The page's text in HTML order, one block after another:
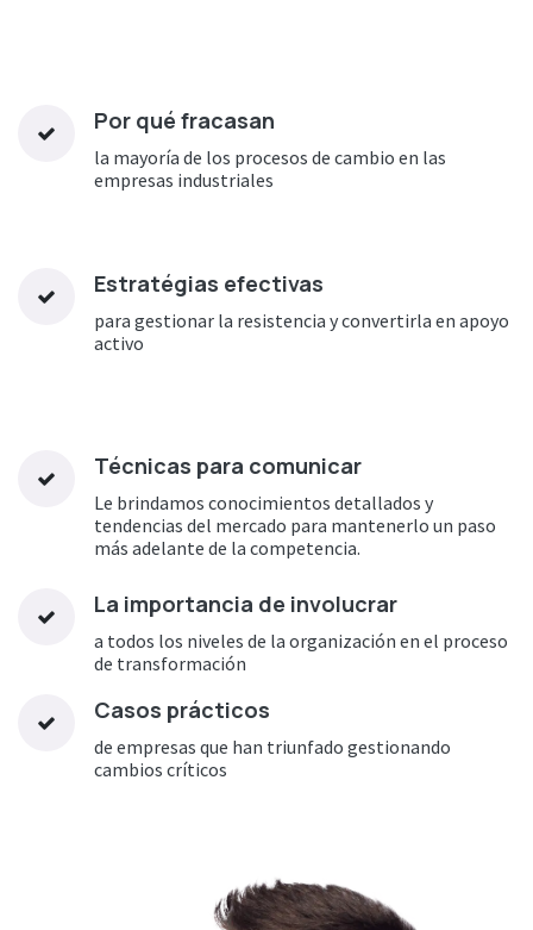
Por qué fracasan
la mayoría de los procesos de cambio en las
empresas industriales
Estratégias efectivas
para gestionar la resistencia y convertirla en apoyo
activo
Técnicas para comunicar
Le brindamos conocimientos detallados y
tendencias del mercado para mantenerlo un paso
más adelante de la competencia.
La importancia de involucrar
a todos los niveles de la organización en el proceso
de transformación
Casos prácticos
de empresas que han triunfado gestionando
cambios críticos